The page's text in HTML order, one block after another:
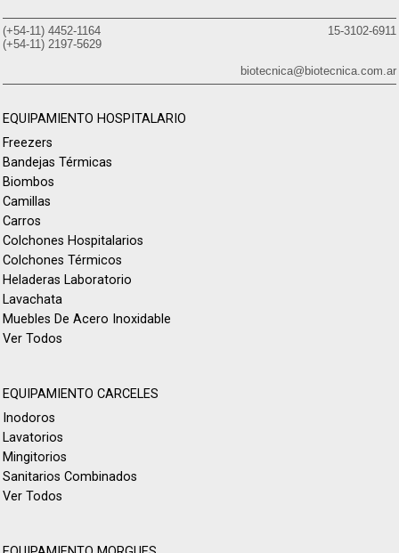
(+54-11) 4452-1164
(+54-11) 2197-5629
15-3102-6911
biotecnica@biotecnica.com.ar
EQUIPAMIENTO HOSPITALARIO
Freezers
Bandejas Térmicas
Biombos
Camillas
Carros
Colchones Hospitalarios
Colchones Térmicos
Heladeras Laboratorio
Lavachata
Muebles De Acero Inoxidable
Ver Todos
EQUIPAMIENTO CARCELES
Inodoros
Lavatorios
Mingitorios
Sanitarios Combinados
Ver Todos